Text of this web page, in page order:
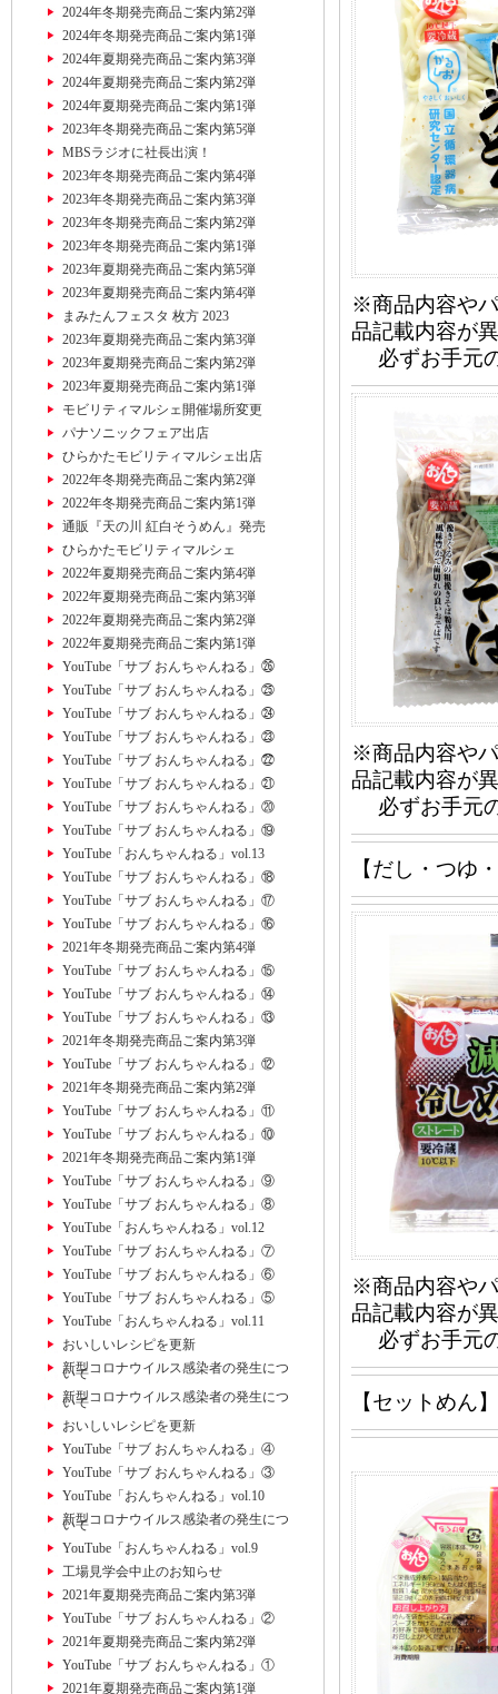
※商品内容や
品記載内容が
必ずお手元
※商品内容や
品記載内容が
必ずお手元
【だし・つゆ
※商品内容や
品記載内容が
必ずお手元
【セットめん】
2024年冬期発売商品ご案内第2弾
2024年冬期発売商品ご案内第1弾
2024年夏期発売商品ご案内第3弾
2024年夏期発売商品ご案内第2弾
2024年夏期発売商品ご案内第1弾
2023年冬期発売商品ご案内第5弾
MBSラジオに社長出演！
2023年冬期発売商品ご案内第4弾
2023年冬期発売商品ご案内第3弾
2023年冬期発売商品ご案内第2弾
2023年冬期発売商品ご案内第1弾
2023年夏期発売商品ご案内第5弾
2023年夏期発売商品ご案内第4弾
まみたんフェスタ 枚方 2023
2023年夏期発売商品ご案内第3弾
2023年夏期発売商品ご案内第2弾
2023年夏期発売商品ご案内第1弾
モビリティマルシェ開催場所変更
パナソニックフェア出店
ひらかたモビリティマルシェ出店
2022年冬期発売商品ご案内第2弾
2022年冬期発売商品ご案内第1弾
通販『天の川 紅白そうめん』発売
ひらかたモビリティマルシェ
2022年夏期発売商品ご案内第4弾
2022年夏期発売商品ご案内第3弾
2022年夏期発売商品ご案内第2弾
2022年夏期発売商品ご案内第1弾
YouTube「サブ おんちゃんねる」㉖
YouTube「サブ おんちゃんねる」㉕
YouTube「サブ おんちゃんねる」㉔
YouTube「サブ おんちゃんねる」㉓
YouTube「サブ おんちゃんねる」㉒
YouTube「サブ おんちゃんねる」㉑
YouTube「サブ おんちゃんねる」⑳
YouTube「サブ おんちゃんねる」⑲
YouTube「おんちゃんねる」vol.13
YouTube「サブ おんちゃんねる」⑱
YouTube「サブ おんちゃんねる」⑰
YouTube「サブ おんちゃんねる」⑯
2021年冬期発売商品ご案内第4弾
YouTube「サブ おんちゃんねる」⑮
YouTube「サブ おんちゃんねる」⑭
YouTube「サブ おんちゃんねる」⑬
2021年冬期発売商品ご案内第3弾
YouTube「サブ おんちゃんねる」⑫
2021年冬期発売商品ご案内第2弾
YouTube「サブ おんちゃんねる」⑪
YouTube「サブ おんちゃんねる」⑩
2021年冬期発売商品ご案内第1弾
YouTube「サブ おんちゃんねる」⑨
YouTube「サブ おんちゃんねる」⑧
YouTube「おんちゃんねる」vol.12
YouTube「サブ おんちゃんねる」⑦
YouTube「サブ おんちゃんねる」⑥
YouTube「サブ おんちゃんねる」⑤
YouTube「おんちゃんねる」vol.11
おいしいレシピを更新
新型コロナウイルス感染者の発生につ
いて
新型コロナウイルス感染者の発生につ
いて
おいしいレシピを更新
YouTube「サブ おんちゃんねる」④
YouTube「サブ おんちゃんねる」③
YouTube「おんちゃんねる」vol.10
新型コロナウイルス感染者の発生につ
いて
YouTube「おんちゃんねる」vol.9
工場見学会中止のお知らせ
2021年夏期発売商品ご案内第3弾
YouTube「サブ おんちゃんねる」②
2021年夏期発売商品ご案内第2弾
YouTube「サブ おんちゃんねる」①
2021年夏期発売商品ご案内第1弾